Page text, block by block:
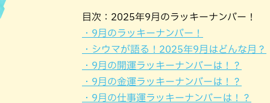
目次：2025年9月のラッキーナンバー！
・9月のラッキーナンバー！
・シウマが語る！2025年9月はどんな月？
・9月の開運ラッキーナンバーは！？
・9月の金運ラッキーナンバーは！？
・9月の仕事運ラッキーナンバーは！？